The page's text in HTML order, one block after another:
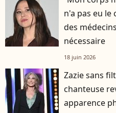
n'a pas eu le
des
nécessaire
18 juin 2026
Zazie sans
chanteuse
apparence